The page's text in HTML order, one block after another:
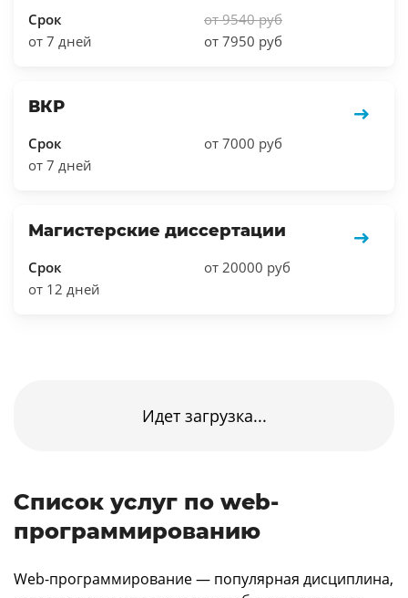
Срок
от 7 дней
от 9540 руб
от 7950 руб
ВКР
Срок
от 7 дней
от 7000 руб
Магистерские диссертации
Срок
от 12 дней
от 20000 руб
Идет загрузка...
Список услуг по web-
программированию
Web-программирование — популярная дисциплина,